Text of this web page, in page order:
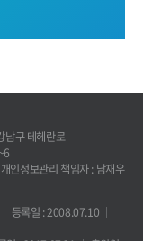
남구 테헤란로
개인정보관리 책임자 : 남재우
등록일 : 2008.07.10